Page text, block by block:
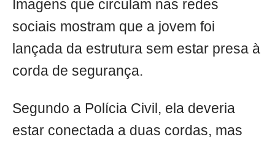
Imagens que circulam nas redes
sociais mostram que a jovem foi
lançada da estrutura sem estar presa à
corda de segurança.
Segundo a Polícia Civil, ela deveria
estar conectada a duas cordas, mas